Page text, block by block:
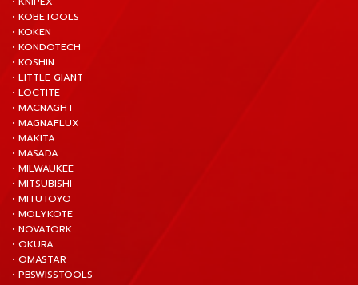
• KOBETOOLS
• KOKEN
• KONDOTECH
• KOSHIN
• LITTLE GIANT
• LOCTITE
• MACNAGHT
• MAGNAFLUX
• MAKITA
• MASADA
• MILWAUKEE
• MITSUBISHI
• MITUTOYO
• MOLYKOTE
• NOVATORK
• OKURA
• OMASTAR
• PBSWISSTOOLS